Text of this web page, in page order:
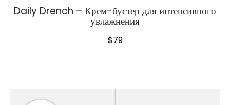
Daily Drench – Крем-бустер для интенсивного
увлажнения
$79